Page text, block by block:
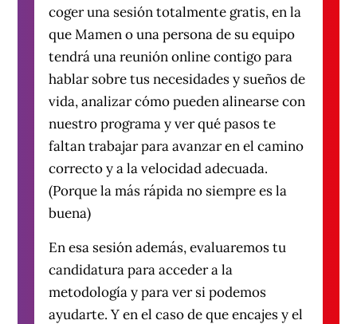
coger una sesión totalmente gratis, en la
que Mamen o una persona de su equipo
tendrá una reunión online contigo para
hablar sobre tus necesidades y sueños de
vida, analizar cómo pueden alinearse con
nuestro programa y ver qué pasos te
faltan trabajar para avanzar en el camino
correcto y a la velocidad adecuada.
(Porque la más rápida no siempre es la
buena)
En esa sesión además, evaluaremos tu
candidatura para acceder a la
metodología y para ver si podemos
ayudarte. Y en el caso de que encajes y el